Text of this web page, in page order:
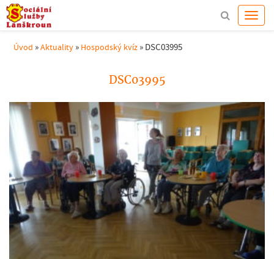
Úvod »Aktuality » Hospodský kvíz » DSC03995
DSC03995